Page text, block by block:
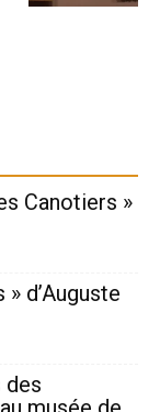
Canotiers »
d’Auguste
des